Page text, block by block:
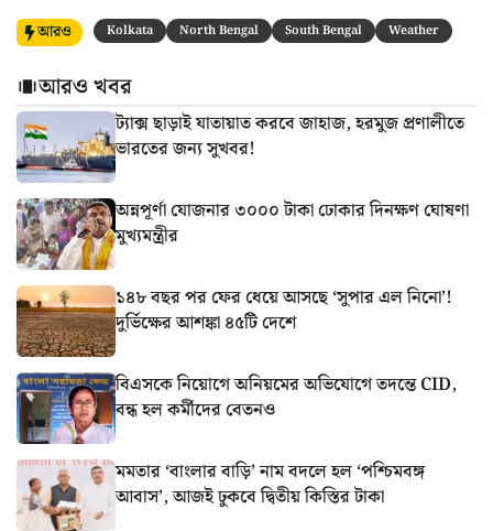
আরও Kolkata North Bengal South Bengal Weather
আরও খবর
ট্যাক্স ছাড়াই যাতায়াত করবে জাহাজ, হরমুজ প্রণালীতে
ভারতের জন্য সুখবর!
অন্নপূর্ণা যোজনার ৩০০০ টাকা ঢোকার দিনক্ষণ ঘোষণা
মুখ্যমন্ত্রীর
১৪৮ বছর পর ফের ধেয়ে আসছে ‘সুপার এল নিনো’!
দুর্ভিক্ষের আশঙ্কা ৪৫টি দেশে
বিএসকে নিয়োগে অনিয়মের অভিযোগে তদন্তে CID,
বন্ধ হল কর্মীদের বেতনও
মমতার ‘বাংলার বাড়ি’ নাম বদলে হল ‘পশ্চিমবঙ্গ
আবাস’, আজই ঢুকবে দ্বিতীয় কিস্তির টাকা